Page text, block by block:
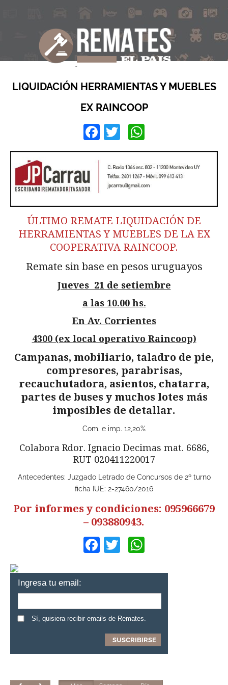
LIQUIDACIÓN HERRAMIENTAS Y MUEBLES
EX RAINCOOP
Facebook
Twitter
ÚLTIMO REMATE LIQUIDACIÓN DE
HERRAMIENTAS Y MUEBLES DE LA EX
COOPERATIVA RAINCOOP.
Remate sin base en pesos uruguayos
Jueves 21 de setiembre
a las 10.00 hs.
En Av. Corrientes
4300 (ex local operativo Raincoop)
Campanas, mobiliario, taladro de pie,
compresores, parabrisas,
recauchutadora, asientos, chatarra,
partes de buses y muchos lotes más
imposibles de detallar.
Com. e imp. 12,20%
Colabora Rdor. Ignacio Decimas mat. 6686,
RUT 020411220017
Antecedentes: Juzgado Letrado de Concursos de 2º turno
ficha IUE: 2-27460/2016
Por informes y condiciones: 095966679
– 093880943.
Facebook
Twitter
Ingresa tu email:
Sí, quisiera recibir emails de Remates.